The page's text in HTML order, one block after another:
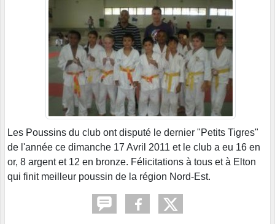
Les Poussins du club ont disputé le dernier "Petits Tigres"
de l'année ce dimanche 17 Avril 2011 et le club a eu 16 en
or, 8 argent et 12 en bronze. Félicitations à tous et à Elton
qui finit meilleur poussin de la région Nord-Est.